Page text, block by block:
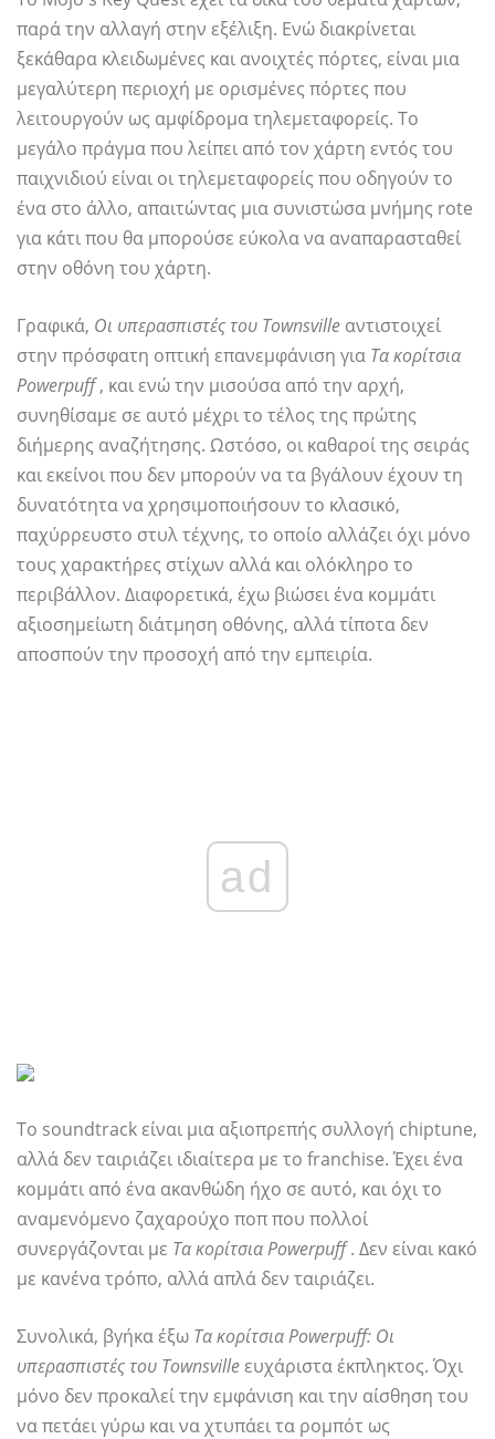
παρά την αλλαγή στην εξέλιξη. Ενώ διακρίνεται
ξεκάθαρα κλειδωμένες και ανοιχτές πόρτες, είναι μια
μεγαλύτερη περιοχή με ορισμένες πόρτες που
λειτουργούν ως αμφίδρομα τηλεμεταφορείς. Το
μεγάλο πράγμα που λείπει από τον χάρτη εντός του
παιχνιδιού είναι οι τηλεμεταφορείς που οδηγούν το
ένα στο άλλο, απαιτώντας μια συνιστώσα μνήμης rote
για κάτι που θα μπορούσε εύκολα να αναπαρασταθεί
στην οθόνη του χάρτη.
Γραφικά, Οι υπερασπιστές του Townsville αντιστοιχεί
στην πρόσφατη οπτική επανεμφάνιση για Τα κορίτσια
Powerpuff, και ενώ την μισούσα από την αρχή,
συνηθίσαμε σε αυτό μέχρι το τέλος της πρώτης
διήμερης αναζήτησης. Ωστόσο, οι καθαροί της σειράς
και εκείνοι που δεν μπορούν να τα βγάλουν έχουν τη
δυνατότητα να χρησιμοποιήσουν το κλασικό,
παχύρρευστο στυλ τέχνης, το οποίο αλλάζει όχι μόνο
τους χαρακτήρες στίχων αλλά και ολόκληρο το
περιβάλλον. Διαφορετικά, έχω βιώσει ένα κομμάτι
αξιοσημείωτη διάτμηση οθόνης, αλλά τίποτα δεν
αποσπούν την προσοχή από την εμπειρία.
ad
Το soundtrack είναι μια αξιοπρεπής συλλογή chiptune,
αλλά δεν ταιριάζει ιδιαίτερα με το franchise. Έχει ένα
κομμάτι από ένα ακανθώδη ήχο σε αυτό, και όχι το
αναμενόμενο ζαχαρούχο ποπ που πολλοί
συνεργάζονται με Τα κορίτσια Powerpuff. Δεν είναι κακό
με κανένα τρόπο, αλλά απλά δεν ταιριάζει.
Συνολικά, βγήκα έξω Τα κορίτσια Powerpuff: Οι
υπερασπιστές του Townsvilleευχάριστα έκπληκτος. Όχι
μόνο δεν προκαλεί την εμφάνιση και την αίσθηση του
να πετάει γύρω και να χτυπάει τα ρομπότ ως